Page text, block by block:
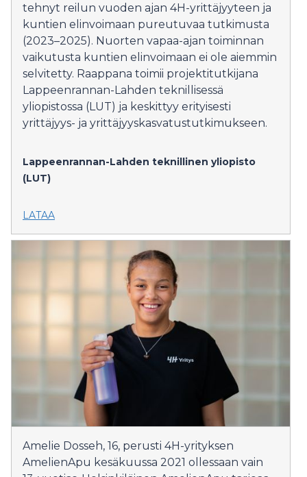
tehnyt reilun vuoden ajan 4H-yrittäjyyteen ja
kuntien elinvoimaan pureutuvaa tutkimusta
(2023–2025). Nuorten vapaa-ajan toiminnan
vaikutusta kuntien elinvoimaan ei ole aiemmin
selvitetty. Raappana toimii projektitutkijana
Lappeenrannan-Lahden teknillisessä
yliopistossa (LUT) ja keskittyy erityisesti
yrittäjyys- ja yrittäjyyskasvatustutkimukseen.
Lappeenrannan-Lahden teknillinen yliopisto
(LUT)
LATAA
Amelie Dosseh, 16, perusti 4H-yrityksen
AmelienApu kesäkuussa 2021 ollessaan vain